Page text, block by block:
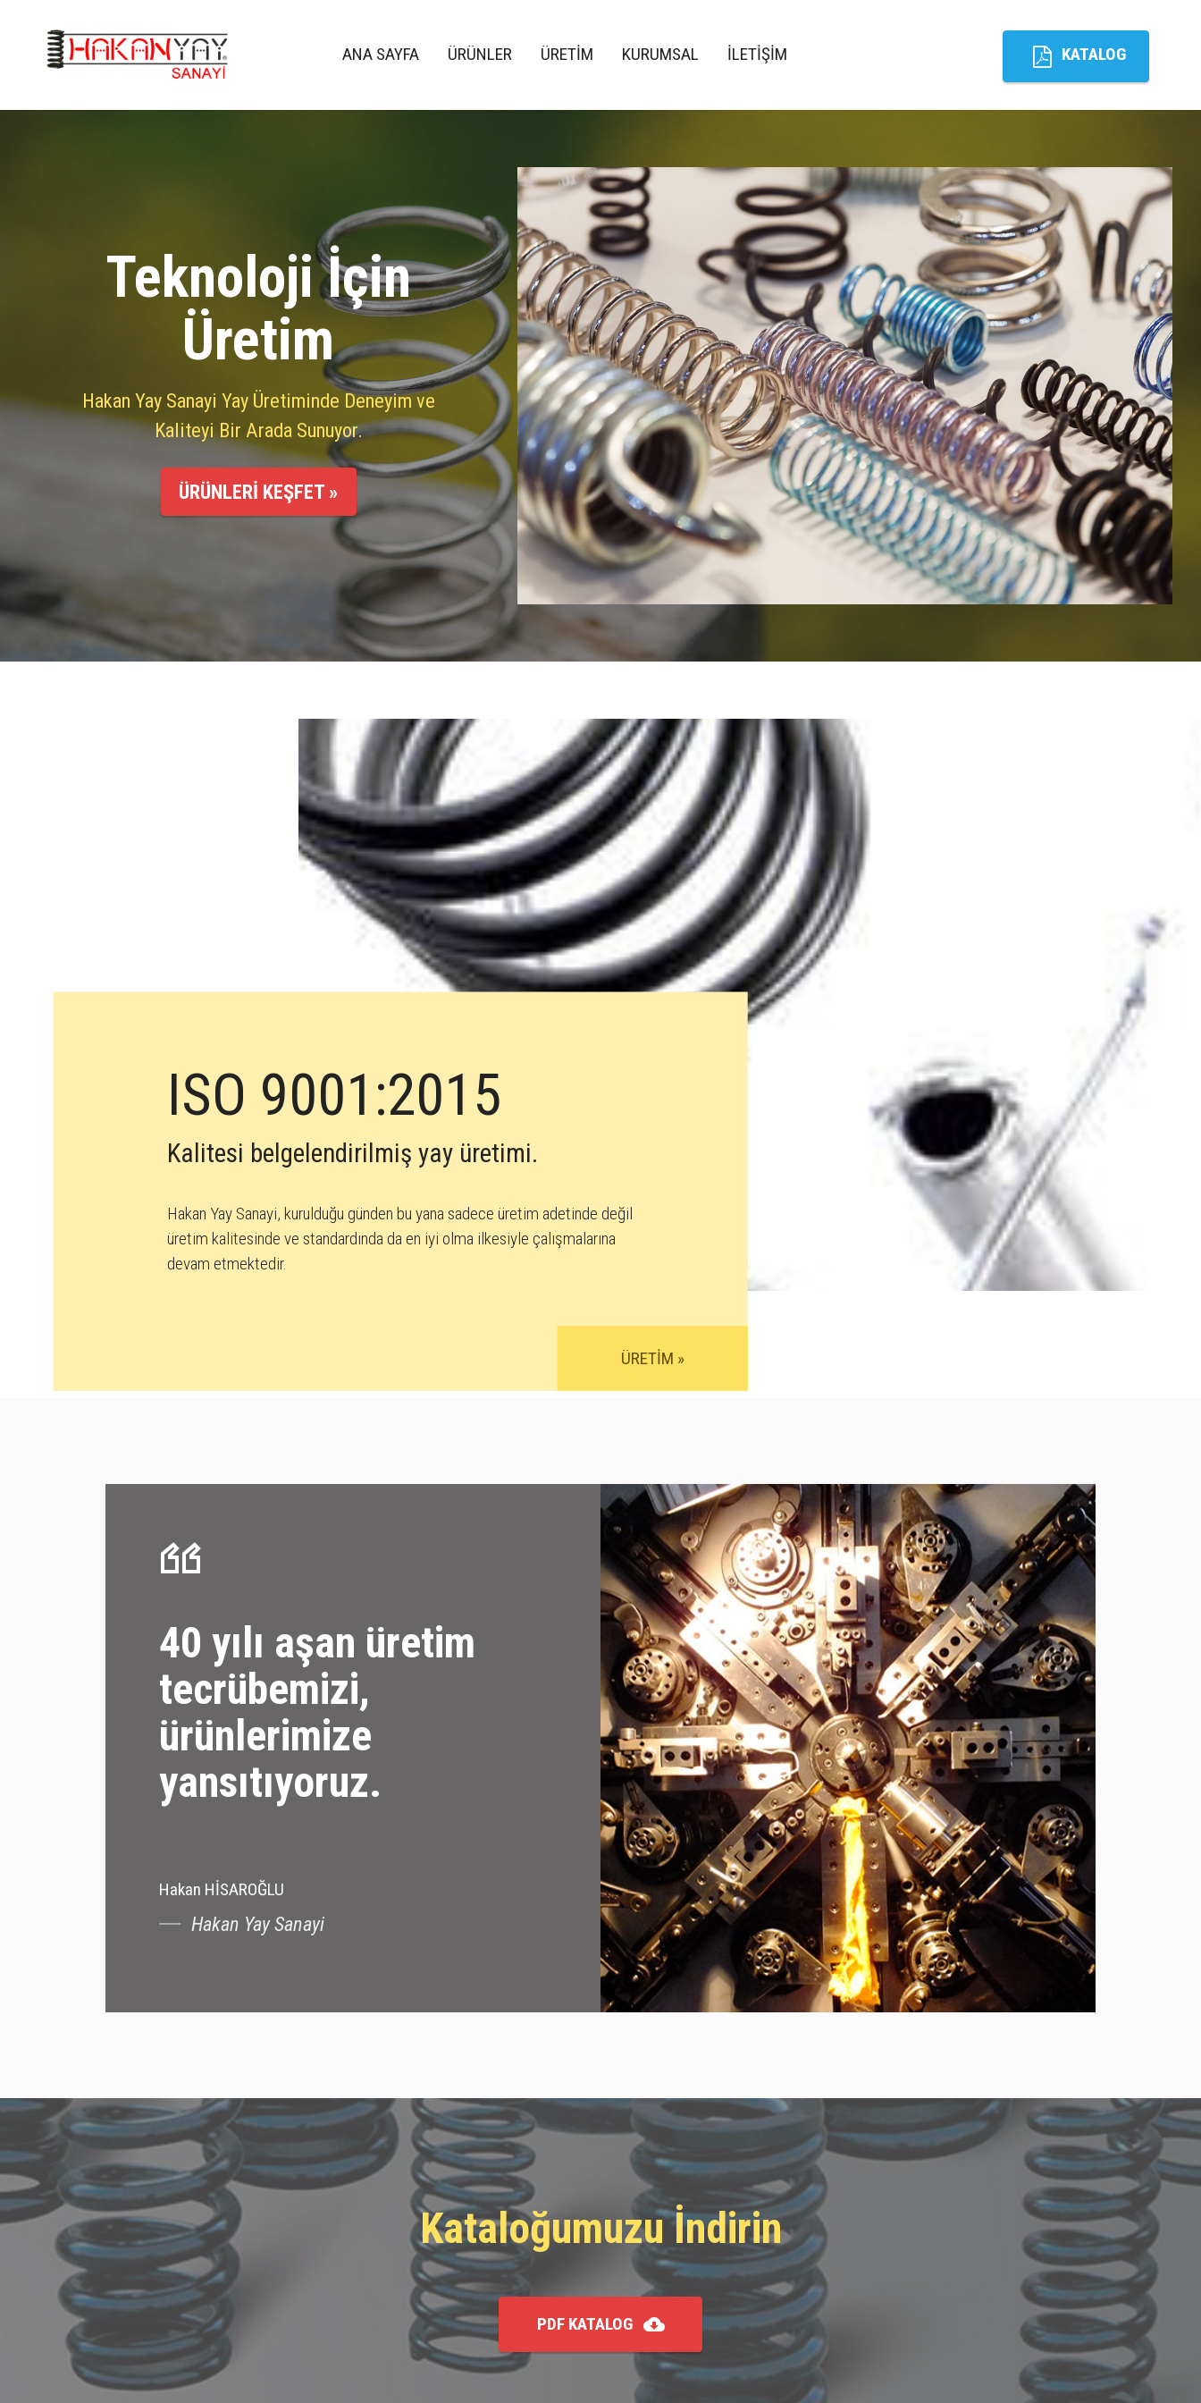
ANA SAYFA ÜRÜNLER ÜRETİM KURUMSAL İLETİŞİM KATALOG
Teknoloji İçin
Üretim
Hakan Yay Sanayi Yay Üretiminde Deneyim ve
Kaliteyi Bir Arada Sunuyor.
ÜRÜNLERİ KEŞFET »
ISO 9001:2015
Kalitesi belgelendirilmiş yay üretimi.
Hakan Yay Sanayi, kurulduğu günden bu yana sadece üretim adetinde değil
üretim kalitesinde ve standardında da en iyi olma ilkesiyle çalışmalarına
devam etmektedir.
ÜRETİM »
40 yılı aşan üretim
tecrübemizi,
ürünlerimize
yansıtıyoruz.
Hakan HİSAROĞLU
Hakan Yay Sanayi
Kataloğumuzu İndirin
PDF KATALOG